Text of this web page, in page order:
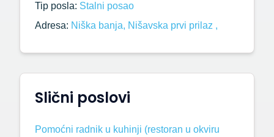
Slični poslovi
Pomoćni radnik u kuhinji (restoran u okviru
Tip posla: Stalni posao
Adresa: Niška banja, Nišavska prvi prilaz ,